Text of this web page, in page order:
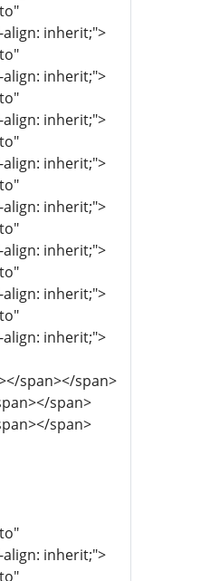
inherit;">
inherit;">
inherit;">
inherit;">
inherit;">
inherit;">
inherit;">
inherit;">
span></span>
span>
span>
inherit;">